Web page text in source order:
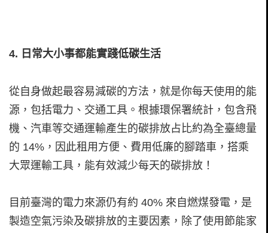
4. 日常大小事都能實踐低碳生活
從自身做起最容易減碳的方法，就是你每天使用的能
源，包括電力、交通工具。根據環保署統計，包含飛
機、汽車等交通運輸產生的碳排放占比約為全臺總量
的 14%，因此租用方便、費用低廉的腳踏車，搭乘
大眾運輸工具，能有效減少每天的碳排放！
目前臺灣的電力來源仍有約 40% 來自燃煤發電，是
製造空氣污染及碳排放的主要因素，除了使用節能家